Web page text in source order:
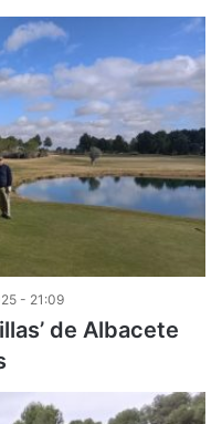
- 21:09
de Albacete